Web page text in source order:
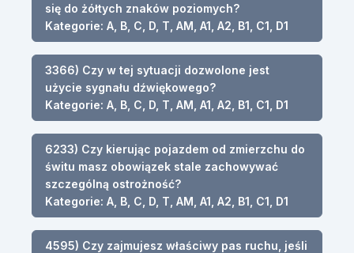
się do żółtych znaków poziomych?
Kategorie: A, B, C, D, T, AM, A1, A2, B1, C1, D1
3366) Czy w tej sytuacji dozwolone jest
użycie sygnału dźwiękowego?
Kategorie: A, B, C, D, T, AM, A1, A2, B1, C1, D1
6233) Czy kierując pojazdem od zmierzchu do
świtu masz obowiązek stale zachowywać
szczególną ostrożność?
Kategorie: A, B, C, D, T, AM, A1, A2, B1, C1, D1
4595) Czy zajmujesz właściwy pas ruchu, jeśli